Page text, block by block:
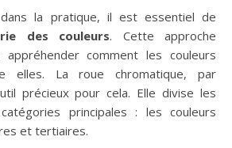
la pratique, il est essentiel de
des couleurs. Cette approche
comment les couleurs
elles. La roue chromatique, par
précieux pour cela. Elle divise les
principales : les couleurs
et tertiaires.